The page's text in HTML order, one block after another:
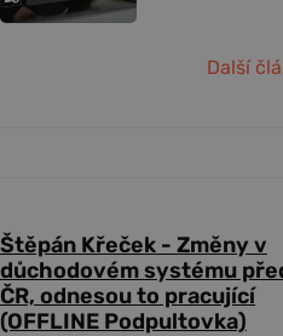
Další
Štěpán Křeček - Změny v
důchodovém systému
ČR, odnesou to pracující
(OFFLINE Podpultovka)